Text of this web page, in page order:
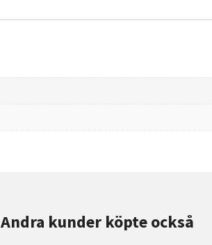
Andra kunder köpte också